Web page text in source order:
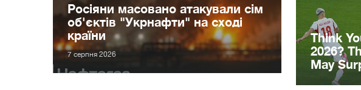
Росіяни масовано атакували сім
об'єктів "Укрнафти" на сході
країни
7 серпня 2026